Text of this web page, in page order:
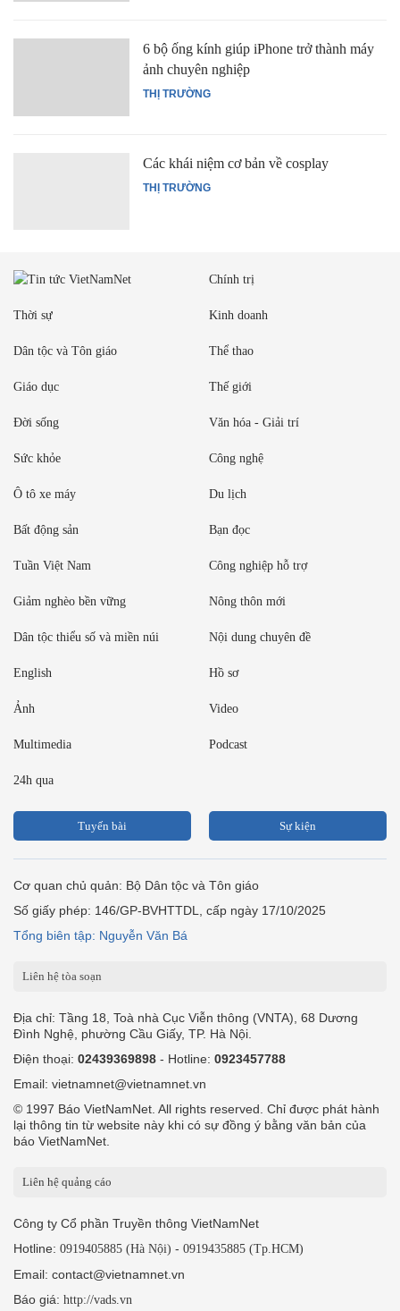
THỊ TRƯỜNG
6 bộ ống kính giúp iPhone trở thành máy
ảnh chuyên nghiệp
THỊ TRƯỜNG
Các khái niệm cơ bản về cosplay
Chính trị
Thời sự Kinh doanh
Dân tộc và Tôn giáo Thể thao
Giáo dục Thế giới
Đời sống Văn hóa - Giải trí
Sức khỏe Công nghệ
Ô tô xe máy Du lịch
Bất động sản Bạn đọc
Tuần Việt Nam Công nghiệp hỗ trợ
Giảm nghèo bền vững Nông thôn mới
Dân tộc thiểu số và miền núi Nội dung chuyên đề
English Hồ sơ
Ảnh Video
Multimedia Podcast
24h qua
Tuyến bài Sự kiện
Cơ quan chủ quản: Bộ Dân tộc và Tôn giáo
Số giấy phép: 146/GP-BVHTTDL, cấp ngày 17/10/2025
Tổng biên tập: Nguyễn Văn Bá
Liên hệ tòa soạn
Địa chỉ: Tầng 18, Toà nhà Cục Viễn thông (VNTA), 68 Dương
Đình Nghệ, phường Cầu Giấy, TP. Hà Nội.
Điện thoại: 02439369898 - Hotline: 0923457788
Email: vietnamnet@vietnamnet.vn
© 1997 Báo VietNamNet. All rights reserved. Chỉ được phát hành
lại thông tin từ website này khi có sự đồng ý bằng văn bản của
báo VietNamNet.
Liên hệ quảng cáo
Công ty Cổ phần Truyền thông VietNamNet
Hotline: 0919405885 (Hà Nội) - 0919435885 (Tp.HCM)
Email: contact@vietnamnet.vn
Báo giá: http://vads.vn